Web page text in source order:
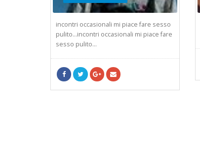
incontri occasionali mi piace fare sesso
pulito...incontri occasionali mi piace fare
sesso pulito...